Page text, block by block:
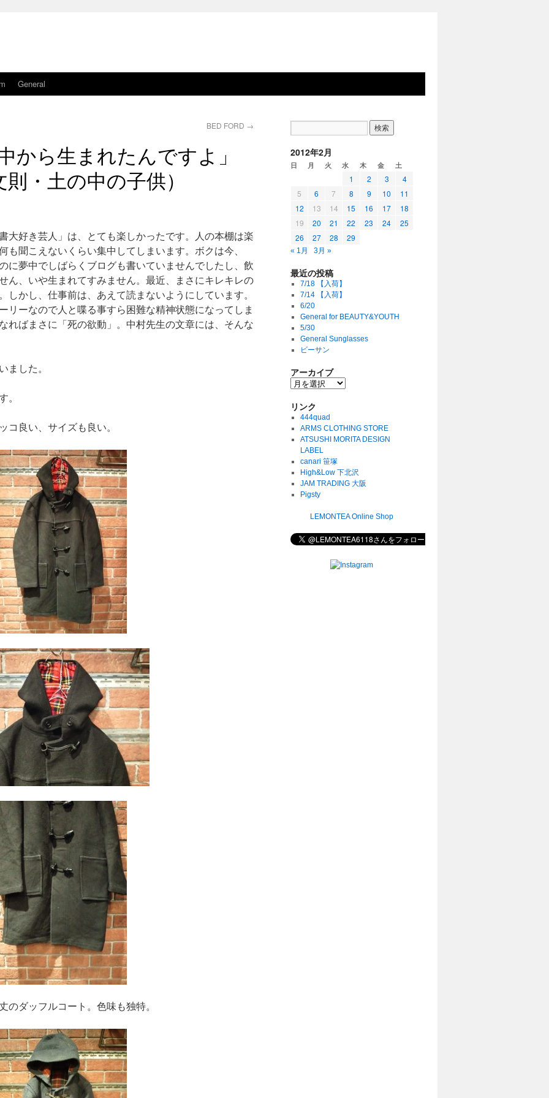
General
BED FORD →
から生まれたんですよ」
・土の中の子供）
大好き芸人」は、とても楽しかったです。人の本棚は楽
も聞こえないくらい集中してしまいます。ボクは今、
に夢中でしばらくブログも書いていませんでしたし、飲
ん、いや生まれてすみません。最近、まさにキレキレの
しかし、仕事前は、あえて読まないようにしています。
リーなので人と喋る事すら困難な精神状態になってしま
ればまさに「死の欲動」。中村先生の文章には、そんな
ました。
。
コ良い、サイズも良い。
のダッフルコート。色味も独特。
2012年2月
日 月 火 水 木 金 土
1 2 3
4
5
6 7 8 9 10
11
12
13 14 15 16 17
18
19
20 21 22 23 24
25
26
27 28 29
« 1月 3月 »
最近の投稿
7/18 【入荷】
7/14 【入荷】
6/20
General for BEAUTY&YOUTH
5/30
General Sunglasses
ビーサン
アーカイブ
リンク
444quad
ARMS CLOTHING STORE
ATSUSHI MORITA DESIGN
LABEL
canari 笹塚
High&Low 下北沢
JAM TRADING 大阪
Pigsty
LEMONTEA Online Shop